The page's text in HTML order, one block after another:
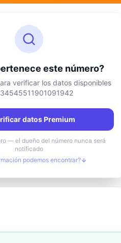
País
Ciudad
Región
Tipo
este número?
verificar los datos disponibles
datos Premium
— el dueño del número nunca será
notificado
podemos encontrar?